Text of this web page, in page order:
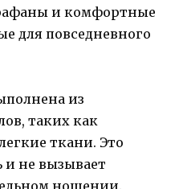
и комфортные
для повседневного
из
таких как
ткани. Это
и не вызывает